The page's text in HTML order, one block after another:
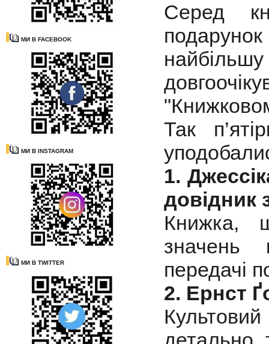
МИ В FACEBOOK
МИ В INSTAGRAM
МИ В TWITTER
Cеред
Так
1.
довідник
Книжка,
значень
передачі
2. Ернст